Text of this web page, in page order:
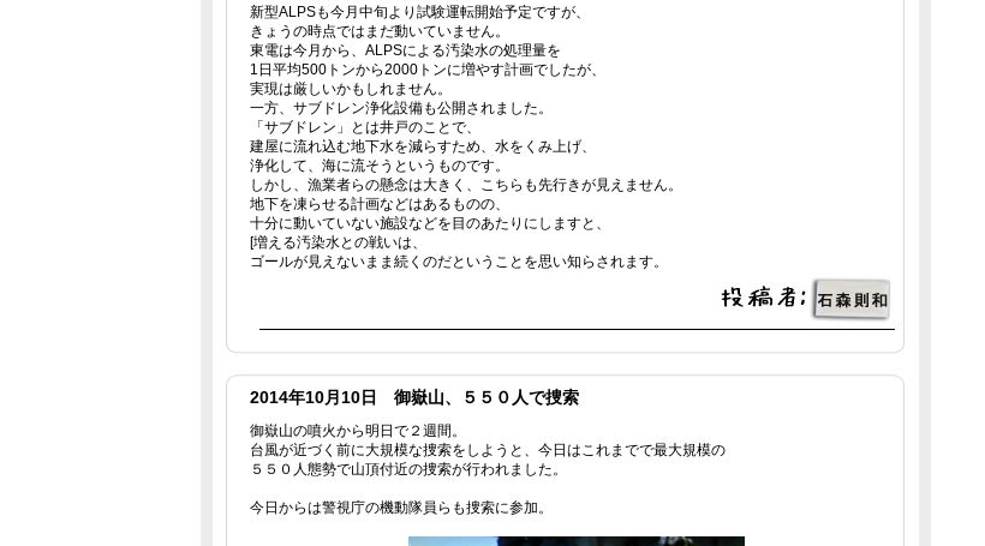
新型ALPSも今月中旬より試験運転開始予定ですが、
きょうの時点ではまだ動いていません。
東電は今月から、ALPSによる汚染水の処理量を
1日平均500トンから2000トンに増やす計画でしたが、
実現は厳しいかもしれません。
一方、サブドレン浄化設備も公開されました。
「サブドレン」とは井戸のことで、
建屋に流れ込む地下水を減らすため、水をくみ上げ、
浄化して、海に流そうというものです。
しかし、漁業者らの懸念は大きく、こちらも先行きが見えません。
地下を凍らせる計画などはあるものの、
十分に動いていない施設などを目のあたりにしますと、
[増える汚染水との戦いは、
ゴールが見えないまま続くのだということを思い知らされます。
2014年10月10日 御嶽山、５５０人で捜索
御嶽山の噴火から明日で２週間。
台風が近づく前に大規模な捜索をしようと、今日はこれまでで最大規模の
５５０人態勢で山頂付近の捜索が行われました。
今日からは警視庁の機動隊員らも捜索に参加。